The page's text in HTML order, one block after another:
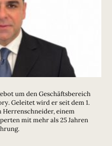
um den Geschäftsbereich
Geleitet wird er seit dem 1.
Herrenschneider, einem
mit mehr als 25 Jahren